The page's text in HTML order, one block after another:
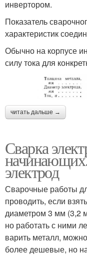
инвертором.
Показатель
характеристик
Обычно на корпусе
силу тока для
читать дальше →
Сварка
электрод
Сварочные работы
проводить, если
диаметром 3 мм (3,2
но работать с ними
варить металл,
более дешевые, но